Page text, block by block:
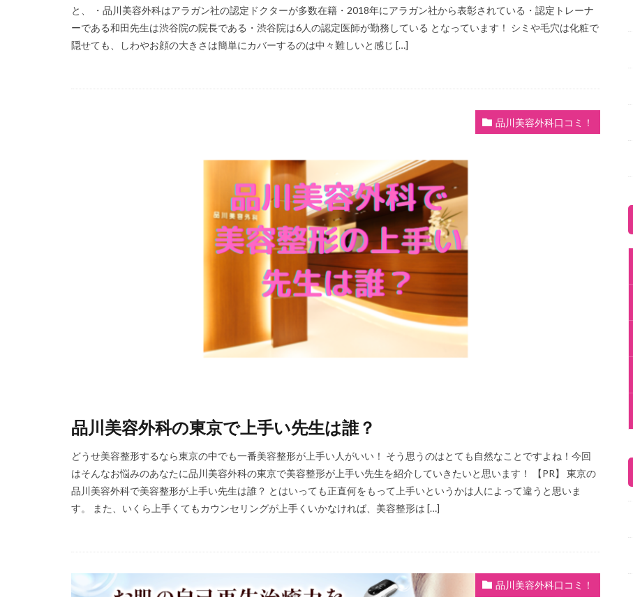
と、 ・品川美容外科はアラガン社の認定ドクターが多数在籍・2018年にアラガン社から表彰されている・認定トレーナ
ーである和田先生は渋谷院の院長である・渋谷院は6人の認定医師が勤務している となっています！ シミや毛穴は化粧で
隠せても、しわやお顔の大きさは簡単にカバーするのは中々難しいと感じ […]
品川美容外科口コミ！
品川美容外科の東京で上手い先生は誰？
どうせ美容整形するなら東京の中でも一番美容整形が上手い人がいい！ そう思うのはとても自然なことですよね！今回
はそんなお悩みのあなたに品川美容外科の東京で美容整形が上手い先生を紹介していきたいと思います！ 【PR】 東京の
品川美容外科で美容整形が上手い先生は誰？ とはいっても正直何をもって上手いというかは人によって違うと思いま
す。 また、いくら上手くてもカウンセリングが上手くいかなければ、美容整形は […]
品川美容外科口コミ！